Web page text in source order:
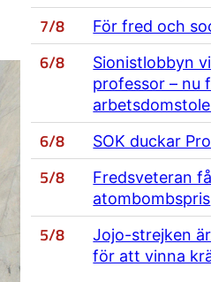
7/8 För fred och
6/8
Sionistlobbyn
professor – nu
6/8 SOK duckar
5/8
Fredsveteran
atombombspris
5/8
Jojo-strejken
för att vinna